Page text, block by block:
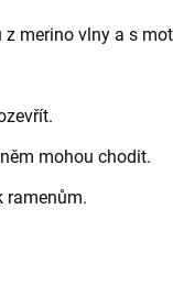
merino vlny a s
mohou chodit.
ramenům.